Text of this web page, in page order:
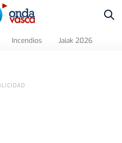
Incendios Jaiak 2026